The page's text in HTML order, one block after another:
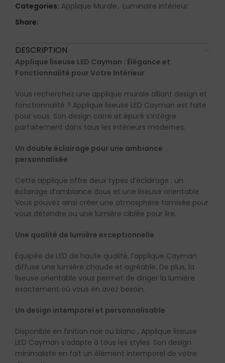
Categories: Applique Murale, Luminaire Intérieur
Share:
DESCRIPTION
Applique liseuse LED Cayman : Élégance et
Fonctionnalité pour Votre Intérieur
Vous recherchez une applique murale alliant design et
fonctionnalité ? Applique liseuse LED Cayman est faite
pour vous. Son design carré et épuré s’intègre
parfaitement dans tous les intérieurs modernes.
Un double éclairage pour une ambiance
personnalisée
Cette applique offre deux types d’éclairage : un
éclairage d’ambiance doux et une liseuse orientable.
Vous pouvez ainsi créer une atmosphère tamisée pour
vous détendre ou une lumière ciblée pour lire.
Une qualité de lumière exceptionnelle
Équipée de LED de haute qualité, l’applique Cayman
diffuse une lumière chaude et agréable. De plus, la
liseuse orientable vous permet de diriger la lumière
exactement où vous en avez besoin.
Un design intemporel et personnalisable
Disponible en finition noir ou blanc , Applique liseuse
LED Cayman s’adapte à tous les styles. Son design
minimaliste en fait un élément intemporel de votre